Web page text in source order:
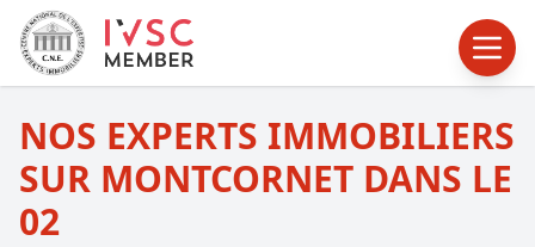
NOS EXPERTS IMMOBILIERS
SUR MONTCORNET DANS LE
02